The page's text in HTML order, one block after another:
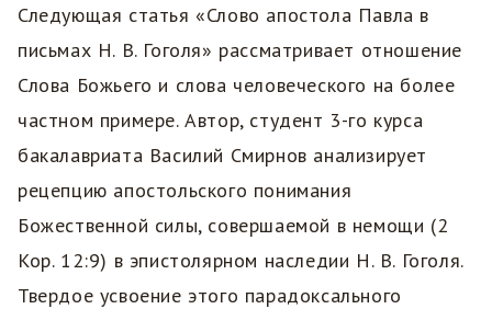
Следующая статья «Слово апостола Павла в
письмах Н. В. Гоголя» рассматривает отношение
Слова Божьего и слова человеческого на более
частном примере. Автор, студент 3-го курса
бакалавриата Василий Смирнов анализирует
рецепцию апостольского понимания
Божественной силы, совершаемой в немощи (2
Кор. 12:9) в эпистолярном наследии Н. В. Гоголя.
Твердое усвоение этого парадоксального